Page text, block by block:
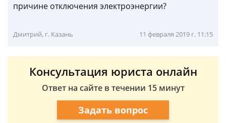
причине отключения электроэнергии?
Дмитрий, г. Казань 11 февраля 2019 г. 11:15
Консультация юриста онлайн
Ответ на сайте в течении 15 минут
Задать вопрос